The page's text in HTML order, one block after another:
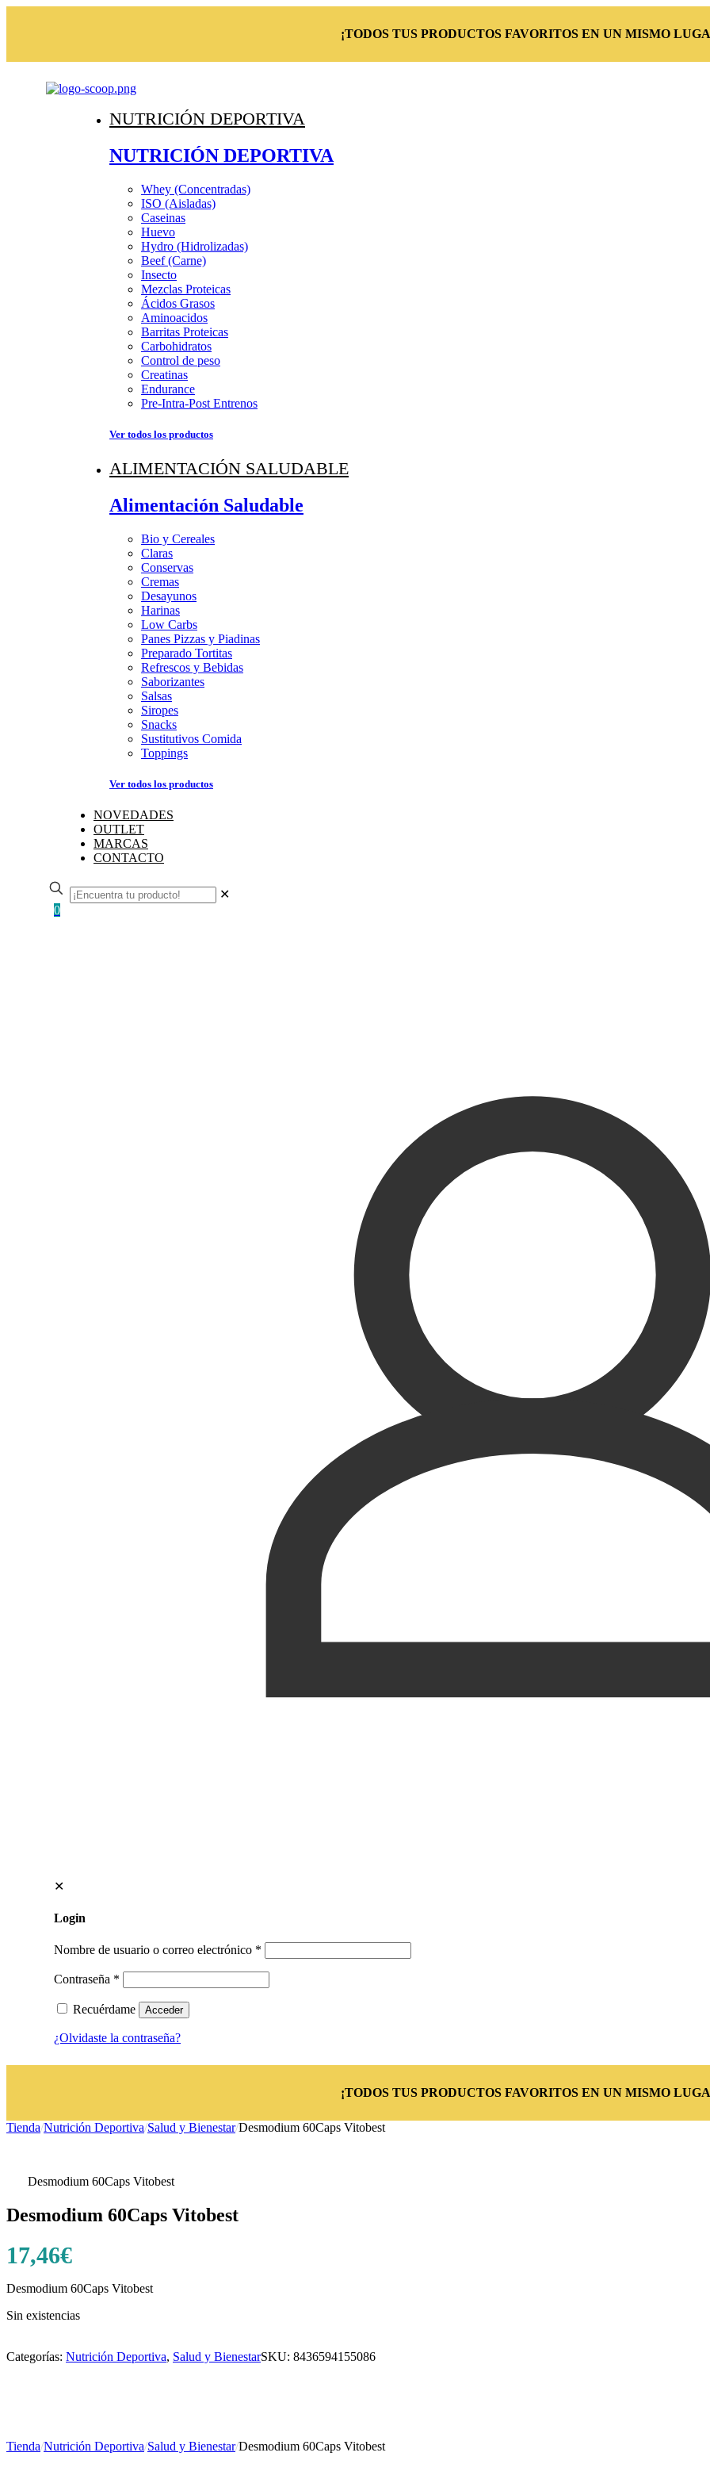
¡TODOS TUS PRODUCTOS FAVORITOS EN UN MISMO
NUTRICIÓN DEPORTIVA
NUTRICIÓN DEPORTIVA
Whey (Concentradas)
ISO (Aisladas)
Caseinas
Huevo
Hydro (Hidrolizadas)
Beef (Carne)
Insecto
Mezclas Proteicas
Ácidos Grasos
Aminoacidos
Barritas Proteicas
Carbohidratos
Control de peso
Creatinas
Endurance
Pre-Intra-Post Entrenos
Ver todos los productos
ALIMENTACIÓN SALUDABLE
Alimentación Saludable
Bio y Cereales
Claras
Conservas
Cremas
Desayunos
Harinas
Low Carbs
Panes Pizzas y Piadinas
Preparado Tortitas
Refrescos y Bebidas
Saborizantes
Salsas
Siropes
Snacks
Sustitutivos Comida
Toppings
Ver todos los productos
NOVEDADES
OUTLET
MARCAS
CONTACTO
✕
0
✕
Login
Nombre de usuario o correo electrónico *
Contraseña *
Recuérdame Acceder
¿Olvidaste la contraseña?
¡TODOS TUS PRODUCTOS FAVORITOS EN UN MISMO
Tienda/Nutrición Deportiva/Salud y Bienestar/Desmodium 60Caps Vitobest
Desmodium 60Caps Vitobest
Desmodium 60Caps Vitobest
17,46€
Desmodium 60Caps Vitobest
Sin existencias
Categorías: Nutrición Deportiva, Salud y BienestarSKU: 8436594155086
Tienda/Nutrición Deportiva/Salud y Bienestar/Desmodium 60Caps Vitobest